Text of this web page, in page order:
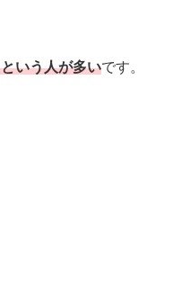
いう人が多いです。